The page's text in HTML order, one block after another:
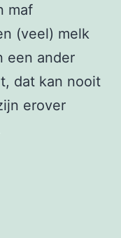
maf
(veel) melk
een ander
dat kan nooit
erover